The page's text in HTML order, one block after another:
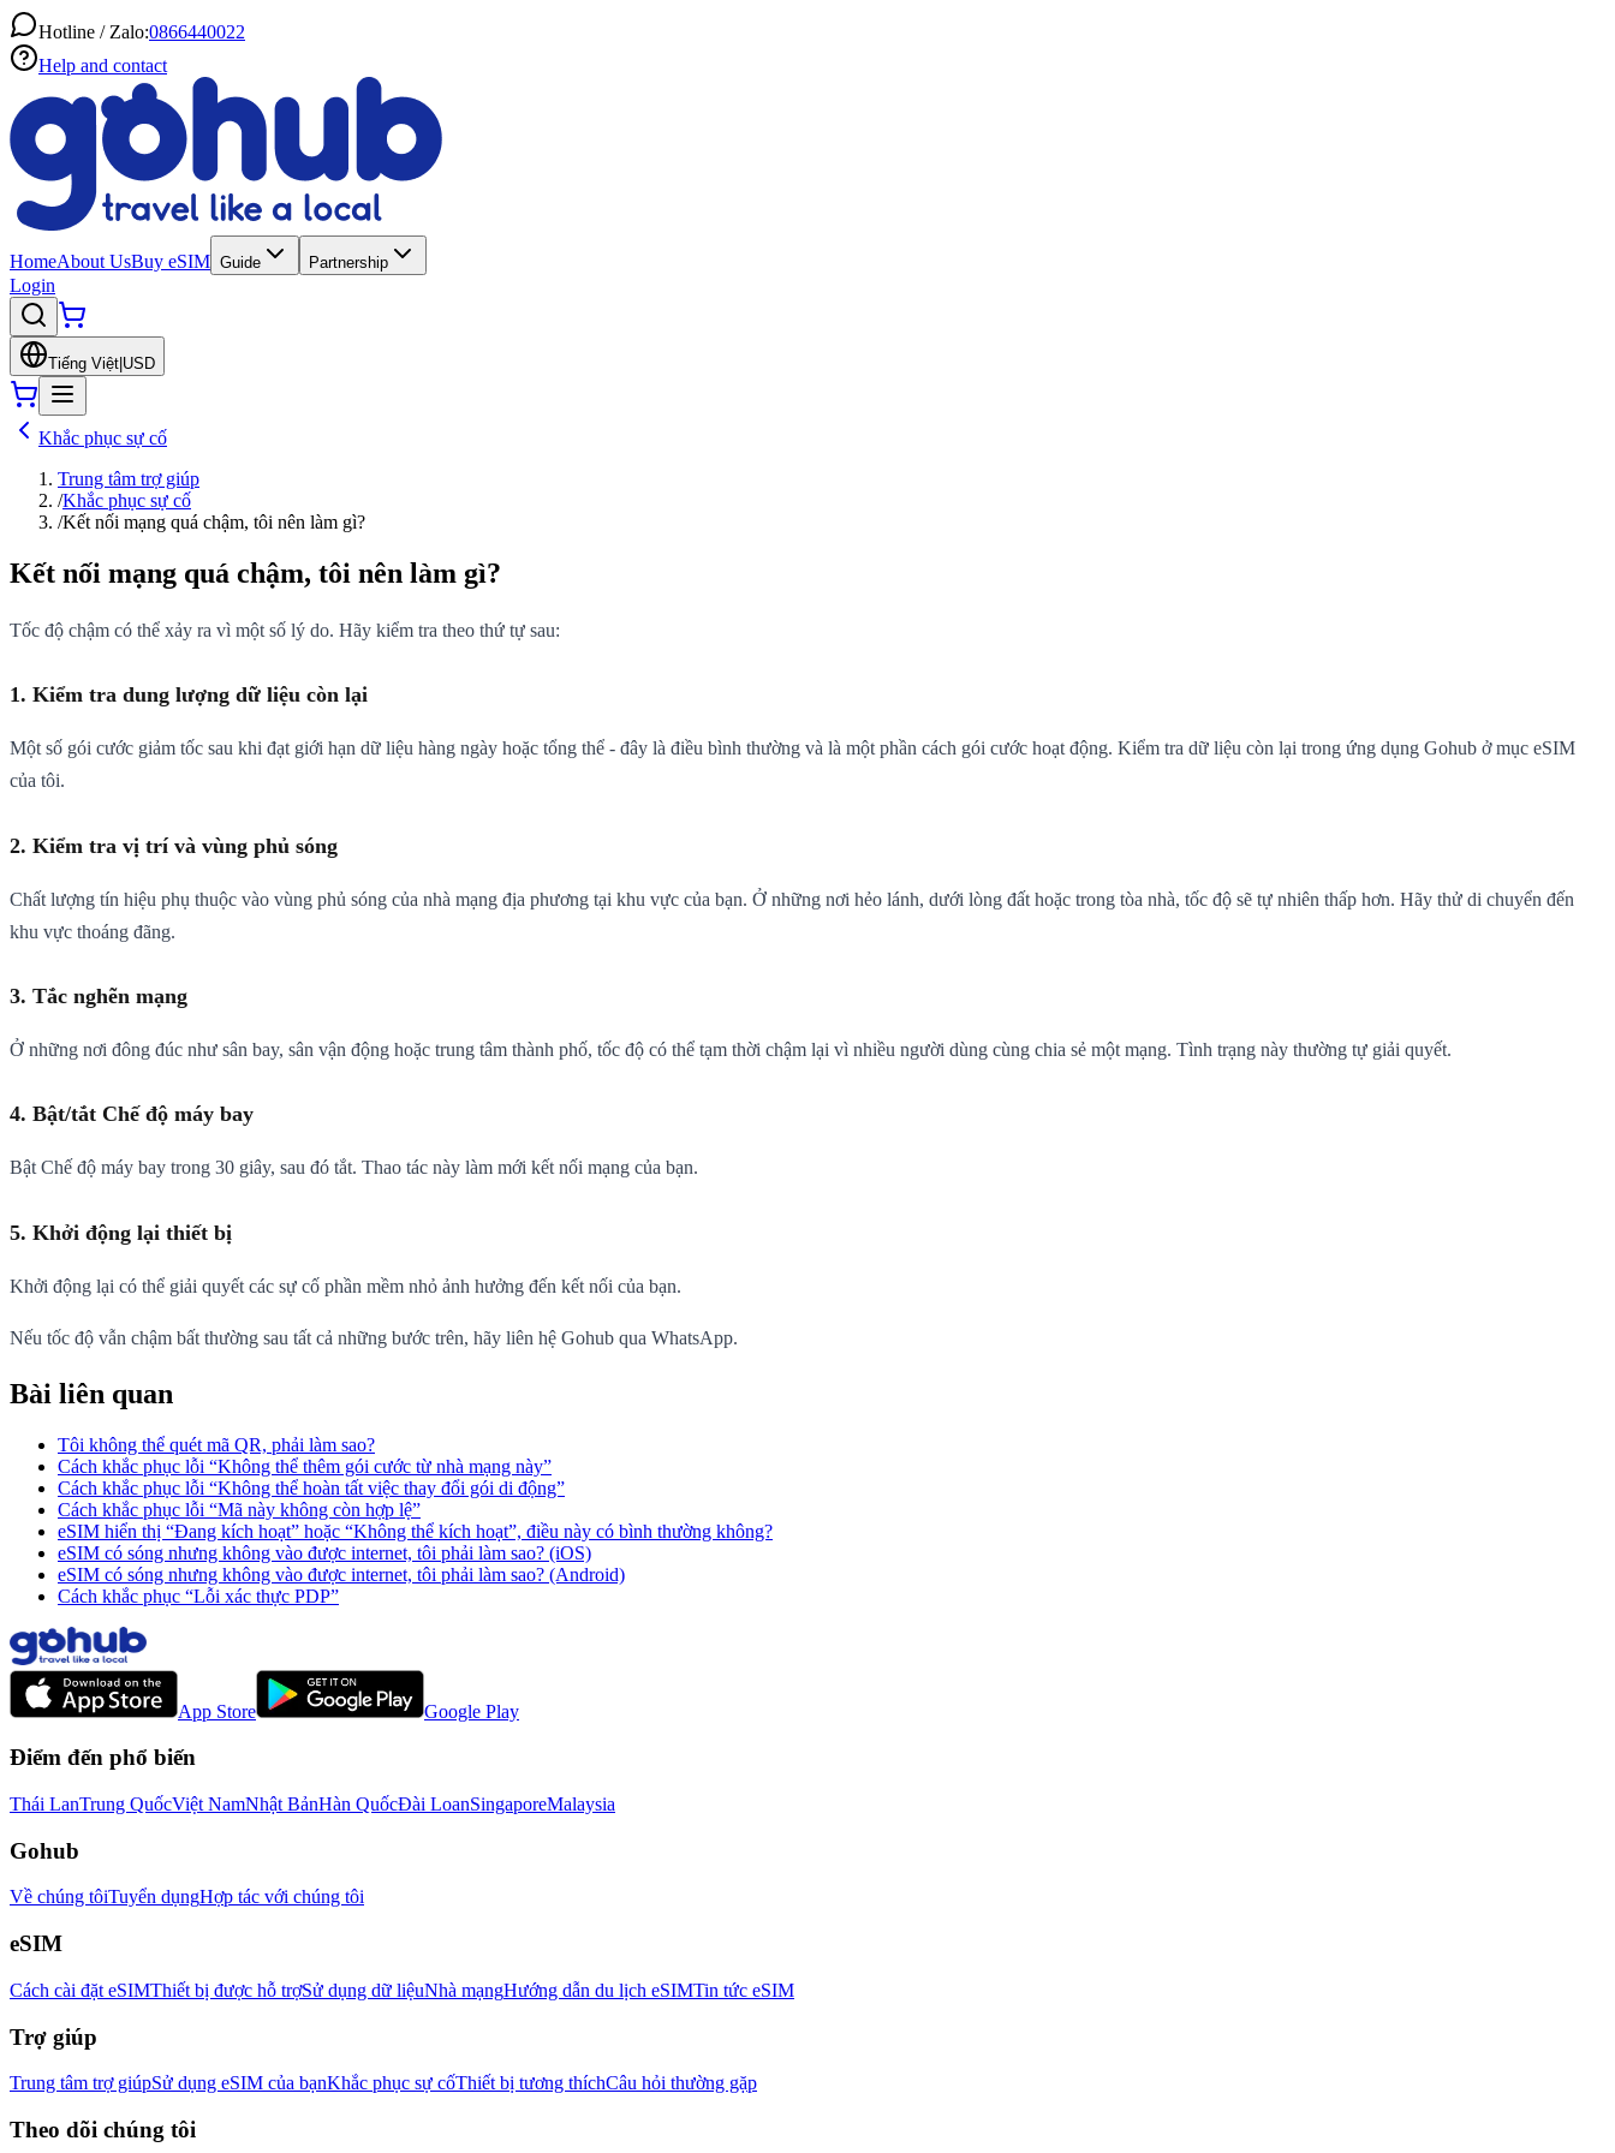
Hotline / Zalo:0866440022
Help and contact
HomeAbout UsBuy eSIM Guide Partnership
Login
Tiếng Việt USD
Khắc phục sự cố
Trung tâm trợ giúp
/Khắc phục sự cố
/Kết nối mạng quá chậm, tôi nên làm gì?
Kết nối mạng quá chậm, tôi nên làm gì?
Tốc độ chậm có thể xảy ra vì một số lý do. Hãy kiểm tra theo thứ tự sau:
1. Kiểm tra dung lượng dữ liệu còn lại
Một số gói cước giảm tốc sau khi đạt giới hạn dữ liệu hàng ngày hoặc tổng thể - đây là điều bình thường và là một phần cách gói cước hoạt động. Kiểm tra dữ liệu còn lại trong ứng dụng Gohub ở mục eSIM
của tôi.
2. Kiểm tra vị trí và vùng phủ sóng
Chất lượng tín hiệu phụ thuộc vào vùng phủ sóng của nhà mạng địa phương tại khu vực của bạn. Ở những nơi hẻo lánh, dưới lòng đất hoặc trong tòa nhà, tốc độ sẽ tự nhiên thấp hơn. Hãy thử di chuyển đến
khu vực thoáng đãng.
3. Tắc nghẽn mạng
Ở những nơi đông đúc như sân bay, sân vận động hoặc trung tâm thành phố, tốc độ có thể tạm thời chậm lại vì nhiều người dùng cùng chia sẻ một mạng. Tình trạng này thường tự giải quyết.
4. Bật/tắt Chế độ máy bay
Bật Chế độ máy bay trong 30 giây, sau đó tắt. Thao tác này làm mới kết nối mạng của bạn.
5. Khởi động lại thiết bị
Khởi động lại có thể giải quyết các sự cố phần mềm nhỏ ảnh hưởng đến kết nối của bạn.
Nếu tốc độ vẫn chậm bất thường sau tất cả những bước trên, hãy liên hệ Gohub qua WhatsApp.
Bài liên quan
Tôi không thể quét mã QR, phải làm sao?
Cách khắc phục lỗi “Không thể thêm gói cước từ nhà mạng này”
Cách khắc phục lỗi “Không thể hoàn tất việc thay đổi gói di động”
Cách khắc phục lỗi “Mã này không còn hợp lệ”
eSIM hiển thị “Đang kích hoạt” hoặc “Không thể kích hoạt”, điều này có bình thường không?
eSIM có sóng nhưng không vào được internet, tôi phải làm sao? (iOS)
eSIM có sóng nhưng không vào được internet, tôi phải làm sao? (Android)
Cách khắc phục “Lỗi xác thực PDP”
App Store Google Play
Điểm đến phổ biến
Thái LanTrung QuốcViệt NamNhật BảnHàn QuốcĐài LoanSingaporeMalaysia
Gohub
Về chúng tôiTuyển dụngHợp tác với chúng tôi
eSIM
Cách cài đặt eSIMThiết bị được hỗ trợSử dụng dữ liệuNhà mạngHướng dẫn du lịch eSIMTin tức eSIM
Trợ giúp
Trung tâm trợ giúpSử dụng eSIM của bạnKhắc phục sự cốThiết bị tương thíchCâu hỏi thường gặp
Theo dõi chúng tôi